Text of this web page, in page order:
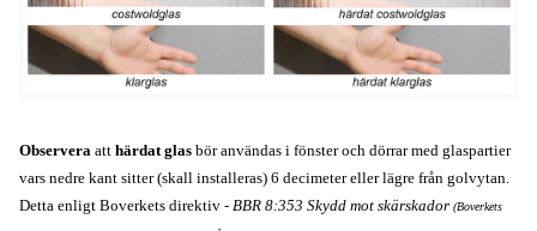
Observera att härdat glas bör användas i fönster och dörrar med glaspartier
vars nedre kant sitter (skall installeras) 6 decimeter eller lägre från golvytan.
Detta enligt Boverkets direktiv - BBR 8:353 Skydd mot skärskador (Boverkets